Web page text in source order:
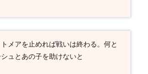
メアを止めれば戦いは終わる。何と
ュとあの子を助けないと